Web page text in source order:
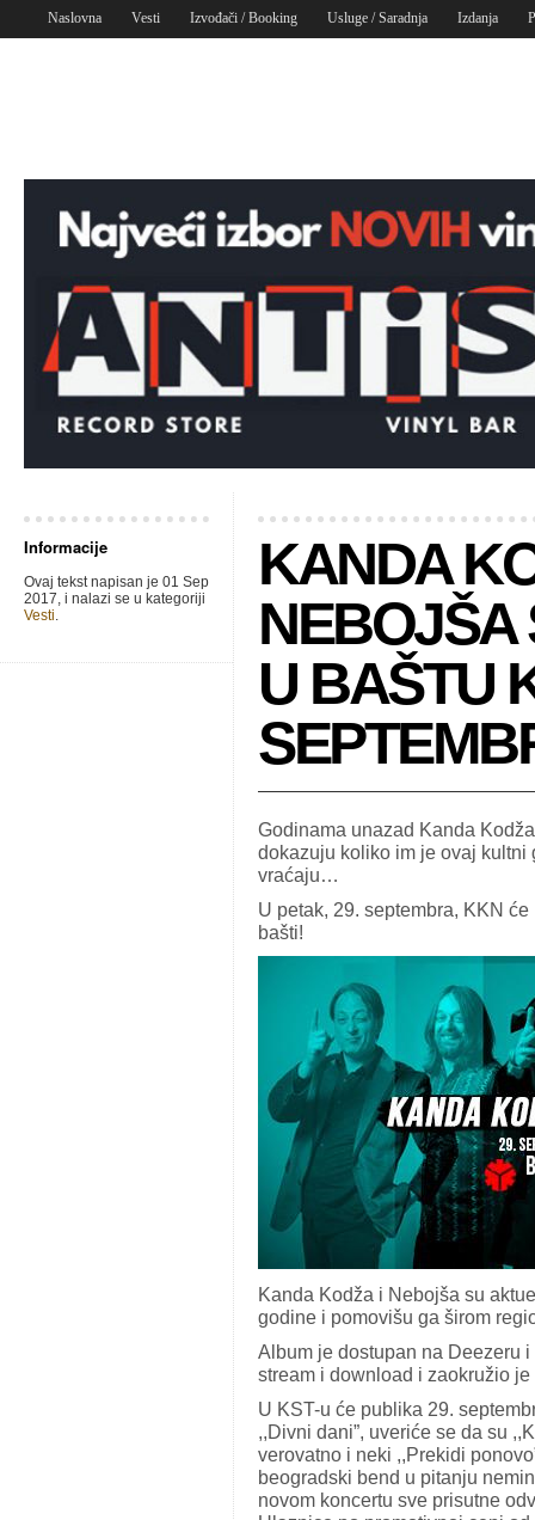
Naslovna Vesti Izvođači / Booking Usluge / Saradnja Izdanja
Informacije
Ovaj tekst napisan je 01 Sep
2017, i nalazi se u kategoriji
Vesti.
KANDA
NEBOJŠA
U BAŠTU
Godinama unazad Kanda
dokazuju koliko im je ovaj kultni
vraćaju…
U petak, 29. septembra, KKN
bašti!
Kanda Kodža i Nebojša su
godine i pomovišu ga širom
Album je dostupan na Deezeru
stream i download i zaokružio
U KST-u će publika 29.
,,Divni dani”, uveriće se da su
verovatno i neki ,,Prekidi
beogradski bend u pitanju
novom koncertu sve prisutne